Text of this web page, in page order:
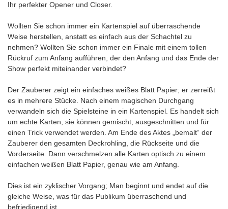
Ihr perfekter Opener und Closer.
Wollten Sie schon immer ein Kartenspiel auf überraschende
Weise herstellen, anstatt es einfach aus der Schachtel zu
nehmen? Wollten Sie schon immer ein Finale mit einem tollen
Rückruf zum Anfang aufführen, der den Anfang und das Ende der
Show perfekt miteinander verbindet?
Der Zauberer zeigt ein einfaches weißes Blatt Papier; er zerreißt
es in mehrere Stücke. Nach einem magischen Durchgang
verwandeln sich die Spielsteine in ein Kartenspiel. Es handelt sich
um echte Karten, sie können gemischt, ausgeschnitten und für
einen Trick verwendet werden. Am Ende des Aktes „bemalt“ der
Zauberer den gesamten Deckrohling, die Rückseite und die
Vorderseite. Dann verschmelzen alle Karten optisch zu einem
einfachen weißen Blatt Papier, genau wie am Anfang.
Dies ist ein zyklischer Vorgang; Man beginnt und endet auf die
gleiche Weise, was für das Publikum überraschend und
befriedigend ist.